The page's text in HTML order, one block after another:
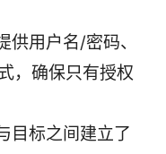
用户名/密码、
，确保只有授权
目标之间建立了